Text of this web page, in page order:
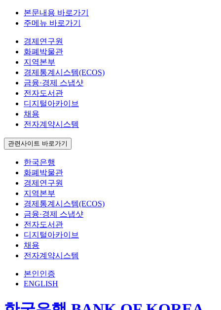
본문내용 바로가기
주메뉴 바로가기
경제연구원
화폐박물관
지역본부
경제통계시스템(ECOS)
금융·경제 스냅샷
전자도서관
디지털아카이브
채용
전자계약시스템
관련사이트 바로가기
한국은행
화폐박물관
경제연구원
지역본부
경제통계시스템(ECOS)
금융·경제 스냅샷
전자도서관
디지털아카이브
채용
전자계약시스템
본인인증
ENGLISH